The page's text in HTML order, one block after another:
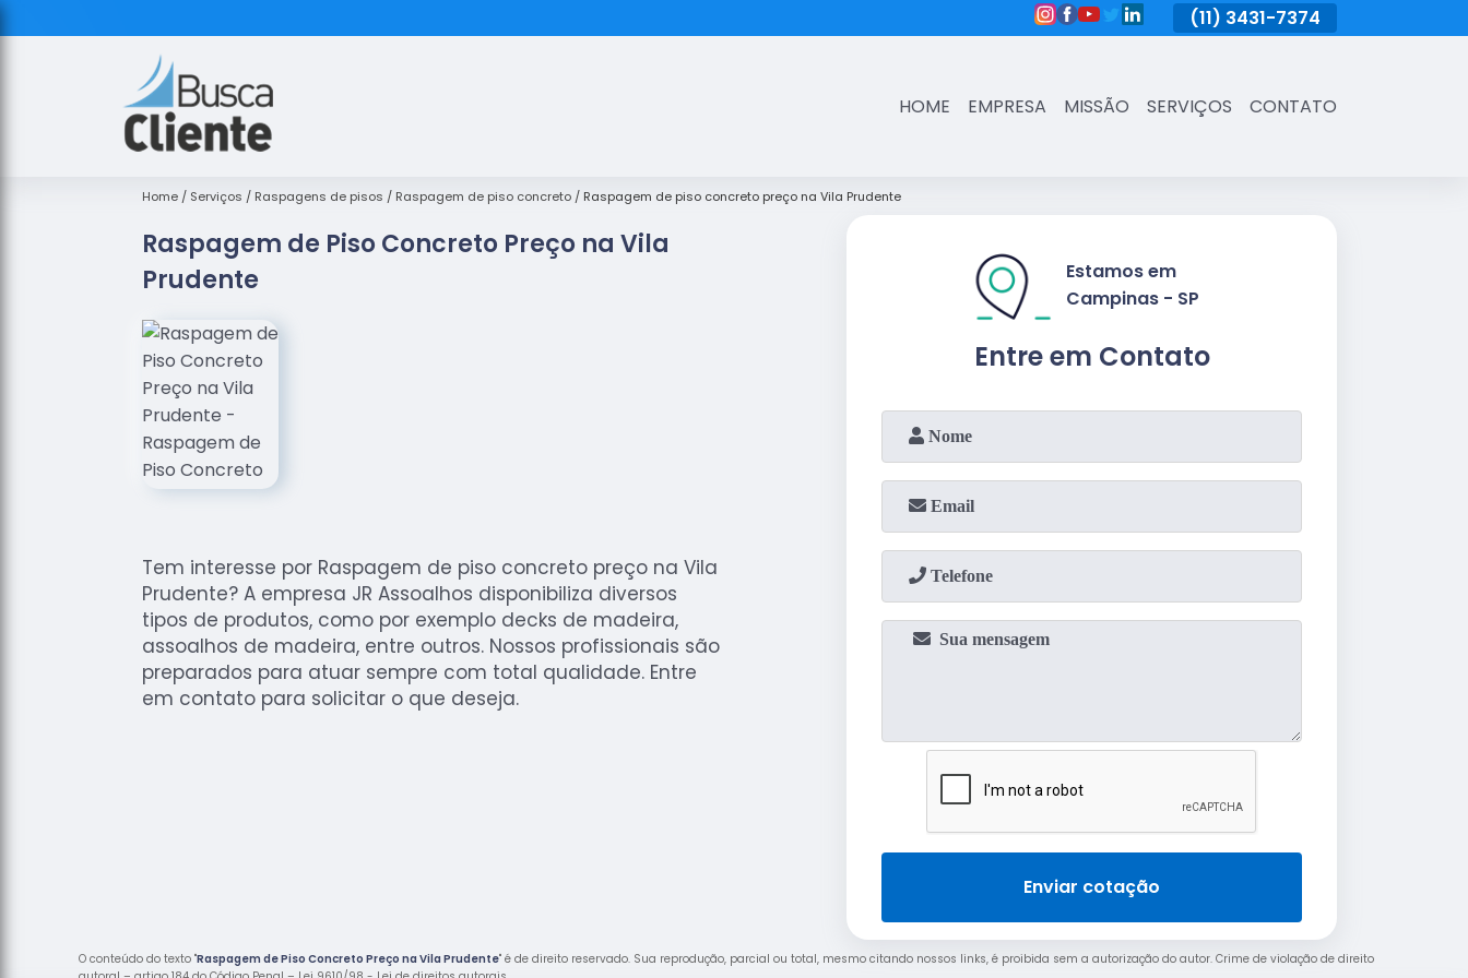
3431-7374 (11) 3431-7374
HOME EMPRESA MISSÃO SERVIÇOS CONTATO
Home Serviços Raspagens de pisos Raspagem de piso concreto Raspagem de piso concreto preço na Vila Prudente
Raspagem de Piso Concreto Preço na Vila
Prudente
Tem interesse por Raspagem de piso concreto preço na Vila
Prudente? A empresa JR Assoalhos disponibiliza diversos
tipos de produtos, como por exemplo decks de madeira,
assoalhos de madeira, entre outros. Nossos profissionais são
preparados para atuar sempre com total qualidade. Entre
em contato para solicitar o que deseja.
Entre em Contato
Estamos em
Campinas - SP
Enviar cotação
O conteúdo do texto "Raspagem de Piso Concreto Preço na Vila Prudente" é de direito reservado. Sua reprodução, parcial ou total, mesmo citando nossos links, é proibida sem a autorização do autor. Crime de violação de direito